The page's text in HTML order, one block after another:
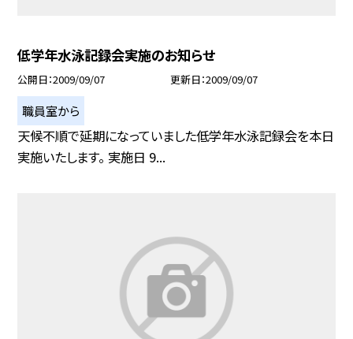
低学年水泳記録会実施のお知らせ
公開日 2009/09/07 更新日 2009/09/07
職員室から
天候不順で延期になっていました低学年水泳記録会を本日
実施いたします。 実施日 9...